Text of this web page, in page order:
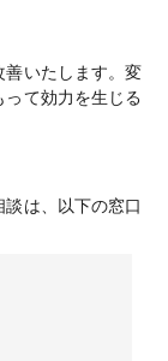
善いたします。変
て効力を生じる
は、以下の窓口